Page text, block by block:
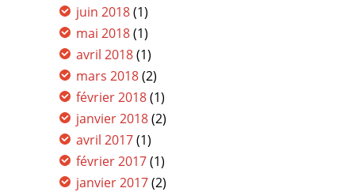
juin 2018(1)
mai 2018(1)
avril 2018(1)
mars 2018(2)
février 2018(1)
janvier 2018(2)
avril 2017(1)
février 2017(1)
janvier 2017(2)